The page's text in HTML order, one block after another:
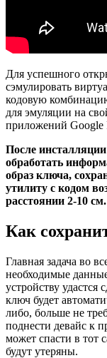
Для успешного
сэмулировать
кодовую
для эмуляции на
приложений Google
После
обработать
образ ключа,
утилиту с кодом
расстоянии 2-10 см.
Как
Главная задача во
необходимые
устройству удастся
ключ будет
либо, больше не
поднести девайс к
может спасти в тот
будут утеряны.